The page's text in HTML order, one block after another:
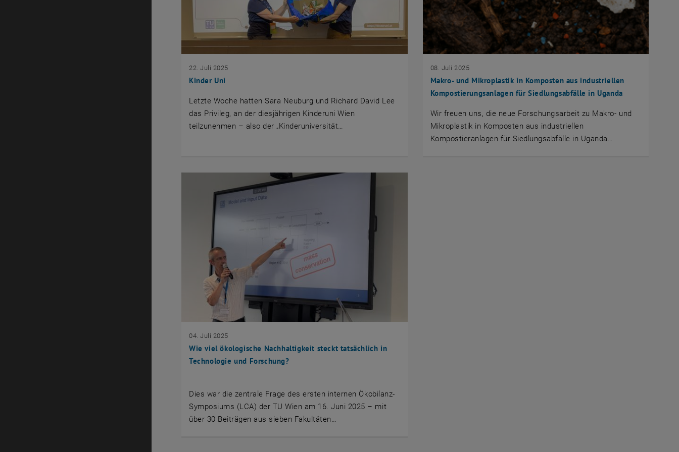
Kinder Uni
22. Juli 2025
Letzte Woche hatten Sara Neuburg und Richard David Lee
das Privileg, an der diesjährigen Kinderuni Wien
teilzunehmen – also der „Kinderuniversität…
Makro- und Mikroplastik in Komposten aus industriellen
Kompostierungsanlagen für Siedlungsabfälle in Uganda
08. Juli 2025
Wir freuen uns, die neue Forschungsarbeit zu Makro- und
Mikroplastik in Komposten aus industriellen
Kompostieranlagen für Siedlungsabfälle in Uganda…
Wie viel ökologische Nachhaltigkeit steckt tatsächlich in
Technologie und Forschung?
04. Juli 2025
Dies war die zentrale Frage des ersten internen Ökobilanz-
Symposiums (LCA) der TU Wien am 16. Juni 2025 – mit
über 30 Beiträgen aus sieben Fakultäten…